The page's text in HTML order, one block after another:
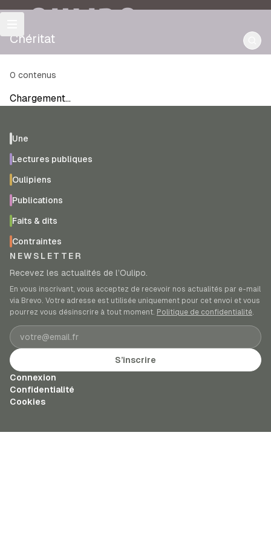
OULIPO
Chéritat
0 contenus
Chargement…
Une
Lectures publiques
Oulipiens
Publications
Faits & dits
Contraintes
NEWSLETTER
Recevez les actualités de l’Oulipo.
En vous inscrivant, vous acceptez de recevoir nos actualités par e-mail
via Brevo. Votre adresse est utilisée uniquement pour cet envoi et vous
pourrez vous désinscrire à tout moment. Politique de confidentialité.
Adresse e-mail
S’inscrire
Connexion
Confidentialité
Cookies